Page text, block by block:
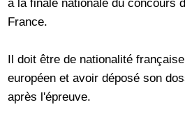
à la finale nationale du concours
France.
Il doit être de nationalité
européen et avoir déposé son
après l'épreuve.